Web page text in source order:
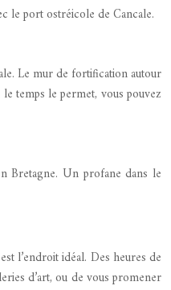
le port ostréicole de Cancale.
Le mur de fortification autour
temps le permet, vous pouvez
Bretagne. Un profane dans le
l’endroit idéal. Des heures de
d’art, ou de vous promener